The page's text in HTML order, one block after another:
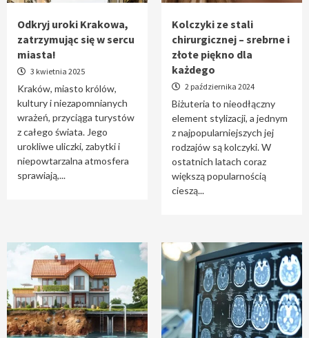
Odkryj uroki Krakowa,
zatrzymując się w sercu
miasta!
3 kwietnia 2025
Kraków, miasto królów,
kultury i niezapomnianych
wrażeń, przyciąga turystów
z całego świata. Jego
urokliwe uliczki, zabytki i
niepowtarzalna atmosfera
sprawiają,...
Kolczyki ze stali
chirurgicznej – srebrne i
złote piękno dla
każdego
2 października 2024
Biżuteria to nieodłączny
element stylizacji, a jednym
z najpopularniejszych jej
rodzajów są kolczyki. W
ostatnich latach coraz
większą popularnością
cieszą...